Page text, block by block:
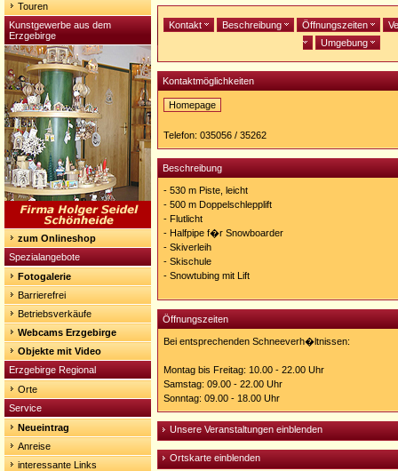
Touren
Kunstgewerbe aus dem
Erzgebirge
zum Onlineshop
Spezialangebote
Fotogalerie
Barrierefrei
Betriebsverkäufe
Webcams Erzgebirge
Objekte mit Video
Erzgebirge Regional
Orte
Service
Neueintrag
Anreise
interessante Links
Kontakt Beschreibung Öffnungszeiten
Umgebung
Kontaktmöglichkeiten
Homepage
http://www.skilifte-
geising.de
Telefon: 035056 / 35262
Beschreibung
- 530 m Piste, leicht
- 500 m Doppelschlepplift
- Flutlicht
- Halfpipe f�r Snowboarder
- Skiverleih
- Skischule
- Snowtubing mit Lift
Öffnungszeiten
Bei entsprechenden Schneeverh�ltnissen:
Montag bis Freitag: 10.00 - 22.00 Uhr
Samstag: 09.00 - 22.00 Uhr
Sonntag: 09.00 - 18.00 Uhr
Unsere Veranstaltungen einblenden
Ortskarte einblenden